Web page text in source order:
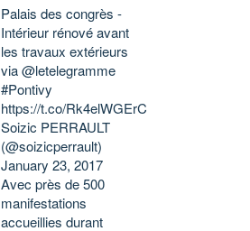
Palais des congrès -
Intérieur rénové avant
les travaux extérieurs
via @letelegramme
#Pontivy
https://t.co/Rk4elWGErC
Soizic PERRAULT
(@soizicperrault)
January 23, 2017
Avec près de 500
manifestations
accueillies durant